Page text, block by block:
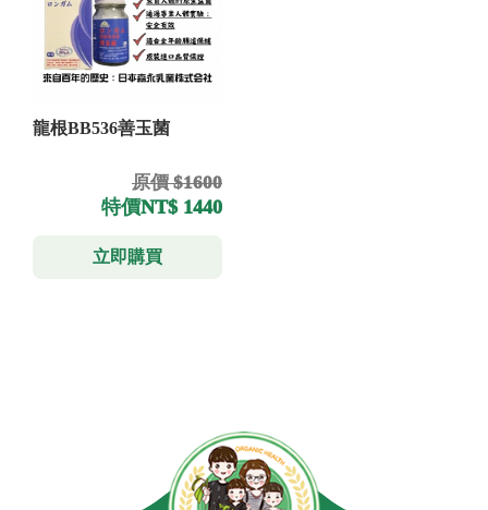
龍根BB536善玉菌
原價 $1600
特價NT$ 1440
立即購買